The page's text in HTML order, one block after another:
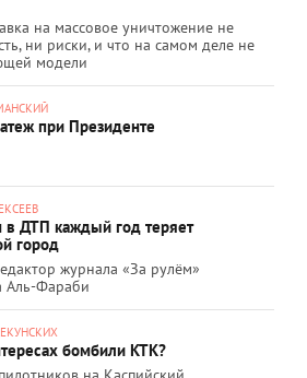
на массовое уничтожение не
ни риски, и что на самом деле не
модели
при Президенте
в ДТП каждый год теряет
город
журнала «За рулём»
Аль-Фараби
бомбили КТК?